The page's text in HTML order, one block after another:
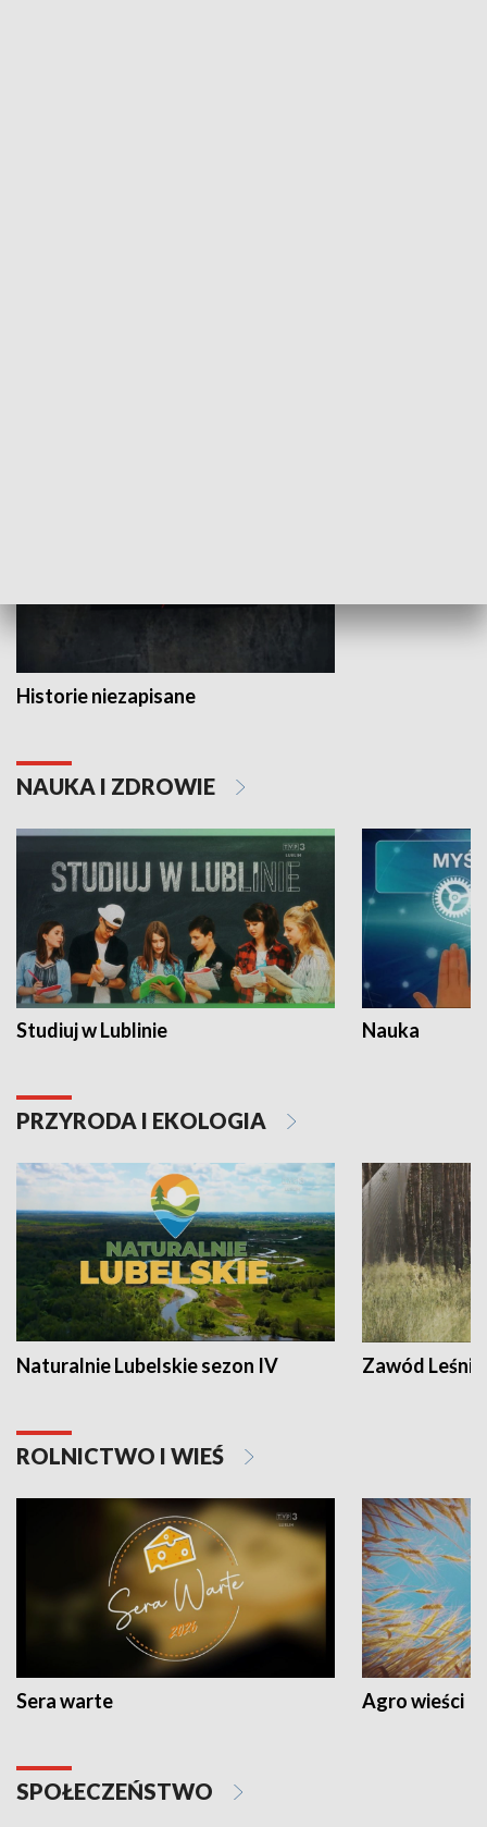
Historie niezapisane
NAUKA I ZDROWIE
Studiuj w Lublinie Nauka
PRZYRODA I EKOLOGIA
Naturalnie Lubelskie sezon IV Zawód Leśnik
ROLNICTWO I WIEŚ
Sera warte Agro wieści
SPOŁECZEŃSTWO